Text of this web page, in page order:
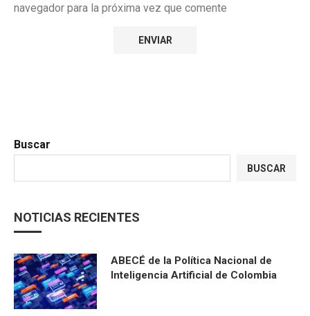
navegador para la próxima vez que comente
Buscar
BUSCAR
NOTICIAS RECIENTES
ABECÉ de la Política Nacional de
Inteligencia Artificial de Colombia